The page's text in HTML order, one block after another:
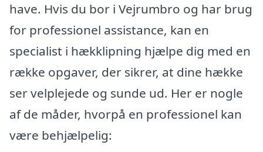
have. Hvis du bor i Vejrumbro og har brug
for professionel assistance, kan en
specialist i hækklipning hjælpe dig med en
række opgaver, der sikrer, at dine hække
ser velplejede og sunde ud. Her er nogle
af de måder, hvorpå en professionel kan
være behjælpelig: